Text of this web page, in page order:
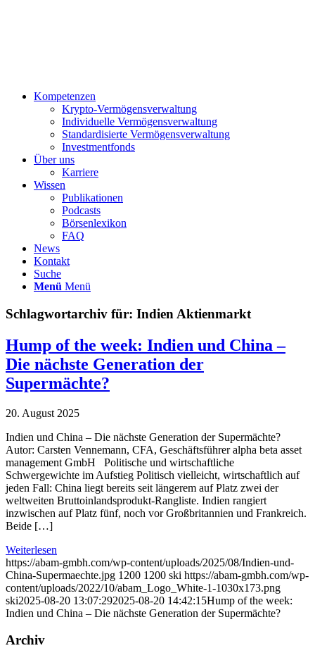
Kompetenzen
Krypto-Vermögensverwaltung
Individuelle Vermögensverwaltung
Standardisierte Vermögensverwaltung
Investmentfonds
Über uns
Karriere
Wissen
Publikationen
Podcasts
Börsenlexikon
FAQ
News
Kontakt
Suche
Menü Menü
Schlagwortarchiv für: Indien Aktienmarkt
Hump of the week: Indien und China –
Die nächste Generation der
Supermächte?
20. August 2025
Indien und China – Die nächste Generation der Supermächte?
Autor: Carsten Vennemann, CFA, Geschäftsführer alpha beta asset
management GmbH Politische und wirtschaftliche
Schwergewichte im Aufstieg Politisch vielleicht, wirtschaftlich auf
jeden Fall: China liegt bereits seit längerem auf Platz zwei der
weltweiten Bruttoinlandsprodukt-Rangliste. Indien rangiert
inzwischen auf Platz fünf, noch vor Großbritannien und Frankreich.
Beide […]
Weiterlesen
https://abam-gmbh.com/wp-content/uploads/2025/08/Indien-und-
China-Supermaechte.jpg 1200 1200 ski https://abam-gmbh.com/wp-
content/uploads/2022/10/abam_Logo_White-1-1030x173.png
ski2025-08-20 13:07:292025-08-20 14:42:15Hump of the week:
Indien und China – Die nächste Generation der Supermächte?
Archiv